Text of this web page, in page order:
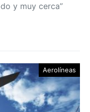
y muy cerca”
Aerolíneas